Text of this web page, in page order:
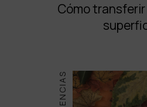
Cómo